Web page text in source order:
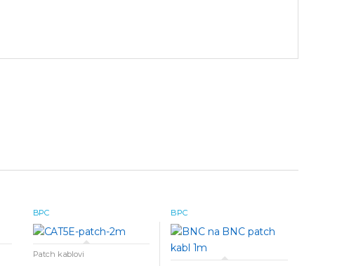
BPC
Patch kablovi
BPC